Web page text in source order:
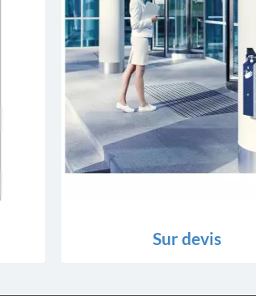
Sur devis